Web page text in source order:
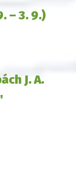
– 3. 9.)
J. A.